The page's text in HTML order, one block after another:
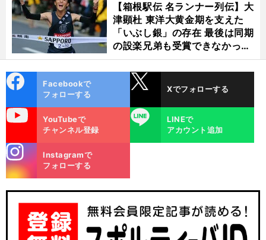
【箱根駅伝 名ランナー列伝】大
津顕杜 東洋大黄金期を支えた
「いぶし銀」の存在 最後は同期
の設楽兄弟も受賞できなかった
金栗杯に輝く
ok
Facebookで
フォローする
Xでフォローする
YouTubeで
チャンネル登録
LINE
LINEで
アカウント追加
m
Instagramで
フォローする